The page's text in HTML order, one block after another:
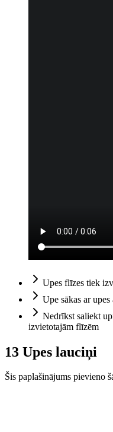
Upes flīzes tiek
Upe sākas ar
Nedrīkst saliekt
izvietotajām flīzēm
13 Upes lauciņi
Šis paplašinājums pievieno